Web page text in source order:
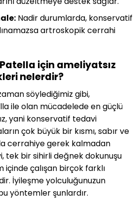
Nadir durumlarda, konservatif
artroskopik cerrahi
için ameliyatsız
nelerdir?
söylediğimiz gibi,
ile olan mücadelede en güçlü
yani konservatif tedavi
çok büyük bir kısmı, sabır ve
cerrahiye gerek kalmadan
tek bir sihirli değnek dokunuşu
çalışan birçok farklı
İyileşme yolculuğunuzun
yöntemler şunlardır.